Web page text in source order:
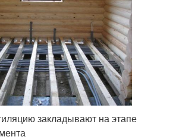
закладывают на этапе